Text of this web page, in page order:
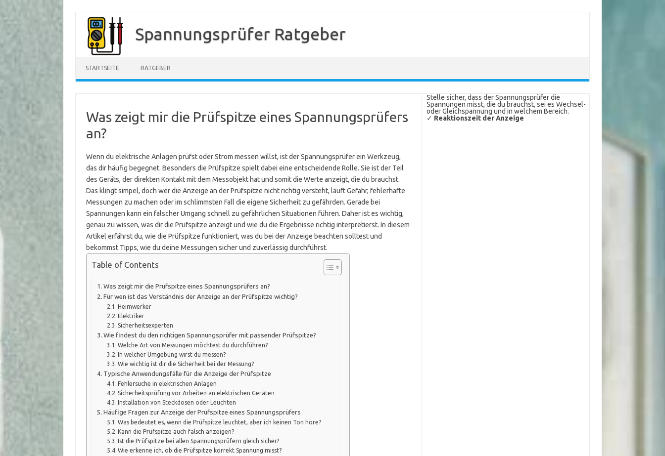
Inhalt
springen
Spannungsprüfer Ratgeber
STARTSEITE RATGEBER
Was zeigt mir die Prüfspitze eines Spannungsprüfers
an?
Wenn du elektrische Anlagen prüfst oder Strom messen willst, ist der Spannungsprüfer ein Werkzeug,
das dir häufig begegnet. Besonders die Prüfspitze spielt dabei eine entscheidende Rolle. Sie ist der Teil
des Geräts, der direkten Kontakt mit dem Messobjekt hat und somit die Werte anzeigt, die du brauchst.
Das klingt simpel, doch wer die Anzeige an der Prüfspitze nicht richtig versteht, läuft Gefahr, fehlerhafte
Messungen zu machen oder im schlimmsten Fall die eigene Sicherheit zu gefährden. Gerade bei
Spannungen kann ein falscher Umgang schnell zu gefährlichen Situationen führen. Daher ist es wichtig,
genau zu wissen, was dir die Prüfspitze anzeigt und wie du die Ergebnisse richtig interpretierst. In diesem
Artikel erfährst du, wie die Prüfspitze funktioniert, was du bei der Anzeige beachten solltest und
bekommst Tipps, wie du deine Messungen sicher und zuverlässig durchführst.
Table of Contents
Was zeigt mir die Prüfspitze eines Spannungsprüfers an?
Für wen ist das Verständnis der Anzeige an der Prüfspitze wichtig?
Heimwerker
Elektriker
Sicherheitsexperten
Wie findest du den richtigen Spannungsprüfer mit passender Prüfspitze?
Welche Art von Messungen möchtest du durchführen?
In welcher Umgebung wirst du messen?
Wie wichtig ist dir die Sicherheit bei der Messung?
Typische Anwendungsfälle für die Anzeige der Prüfspitze
Fehlersuche in elektrischen Anlagen
Sicherheitsprüfung vor Arbeiten an elektrischen Geräten
Installation von Steckdosen oder Leuchten
Häufige Fragen zur Anzeige der Prüfspitze eines Spannungsprüfers
Was bedeutet es, wenn die Prüfspitze leuchtet, aber ich keinen Ton höre?
Kann die Prüfspitze auch falsch anzeigen?
Ist die Prüfspitze bei allen Spannungsprüfern gleich sicher?
Wie erkenne ich, ob die Prüfspitze korrekt Spannung misst?
Stelle sicher, dass der Spannungsprüfer die
Spannungen misst, die du brauchst, sei es Wechsel-
oder Gleichspannung und in welchem Bereich.
✓ Reaktionszeit der Anzeige